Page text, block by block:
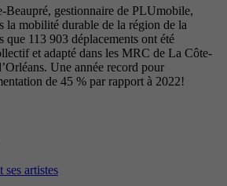
Beaupré, gestionnaire de PLUmobile,
la mobilité durable de la région de la
113 903 déplacements ont été
et adapté dans les MRC de La Côte-
Une année record pour
de 45 % par rapport à 2022!
artistes